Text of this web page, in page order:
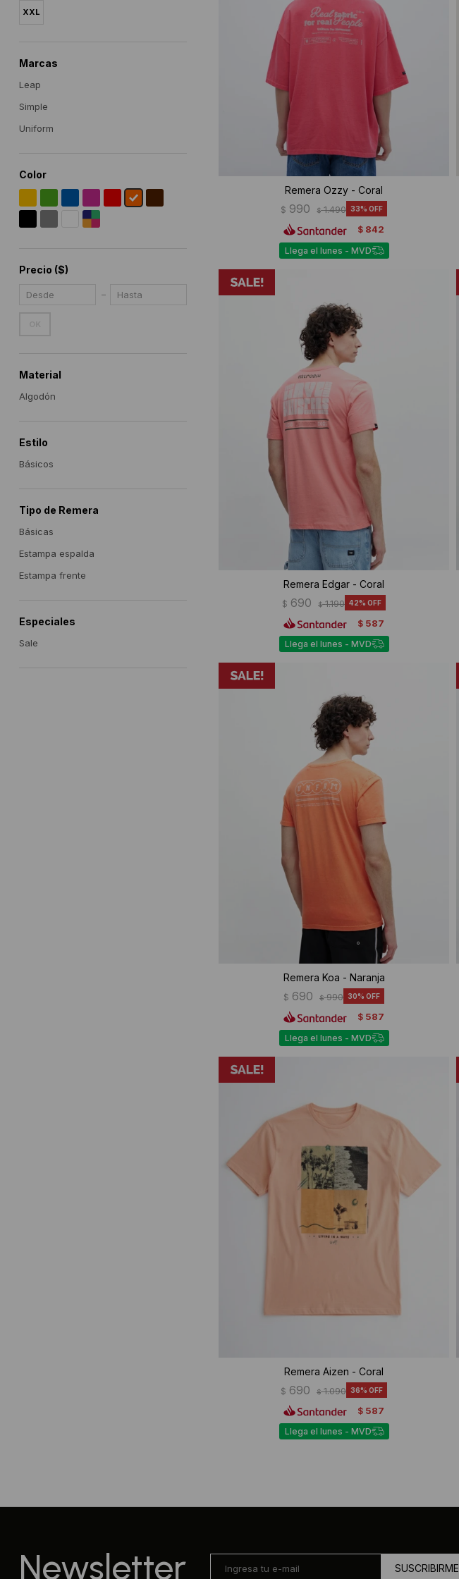
Remera Ozzy - Coral
$ 990 $ 1.490 33
$ 842
Llega el lunes - MVD
Remera Edgar - Coral
$ 690 $ 1.190 42
$ 587
Llega el lunes - MVD
Remera Koa - Naranja
$ 690 $ 990 30
$ 587
Llega el lunes - MVD
Remera Aizen - Coral
$ 690 $ 1.090 36
$ 587
Llega el lunes - MVD
XXL
Marcas
Leap
Simple
Uniform
Color
Precio ($)
Material
Algodón
Estilo
Básicos
Tipo de Remera
Básicas
Estampa espalda
Estampa frente
Especiales
Sale
Newsletter SUSCRIBIRME